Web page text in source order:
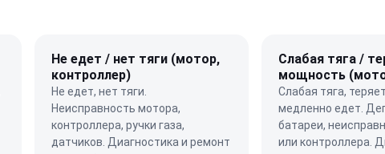
Не едет / нет тяги (мотор,
контроллер)
Не едет, нет тяги.
Неисправность мотора,
контроллера, ручки газа,
датчиков. Диагностика и ремонт
Слабая тяга /
мощность
Слабая тяга,
медленно едет.
батареи,
или контроллера.